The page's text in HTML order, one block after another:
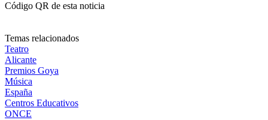
Código QR de esta noticia
Temas relacionados
Teatro
Alicante
Premios Goya
Música
España
Centros Educativos
ONCE